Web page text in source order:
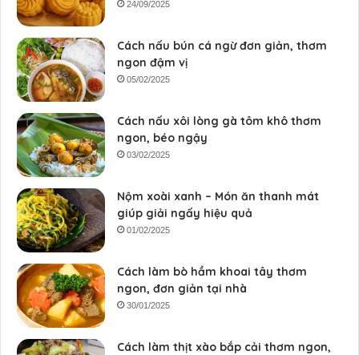
24/09/2025
Cách nấu bún cá ngừ đơn giản, thơm
ngon đậm vị
05/02/2025
Cách nấu xôi lòng gà tôm khô thơm
ngon, béo ngậy
03/02/2025
Nộm xoài xanh – Món ăn thanh mát
giúp giải ngấy hiệu quả
01/02/2025
Cách làm bò hầm khoai tây thơm
ngon, đơn giản tại nhà
30/01/2025
Cách làm thịt xào bắp cải thơm ngon,